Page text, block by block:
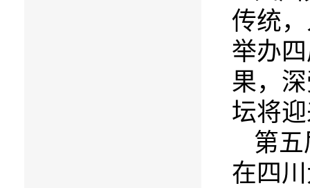
传统
举办
果，
坛将
第
在四